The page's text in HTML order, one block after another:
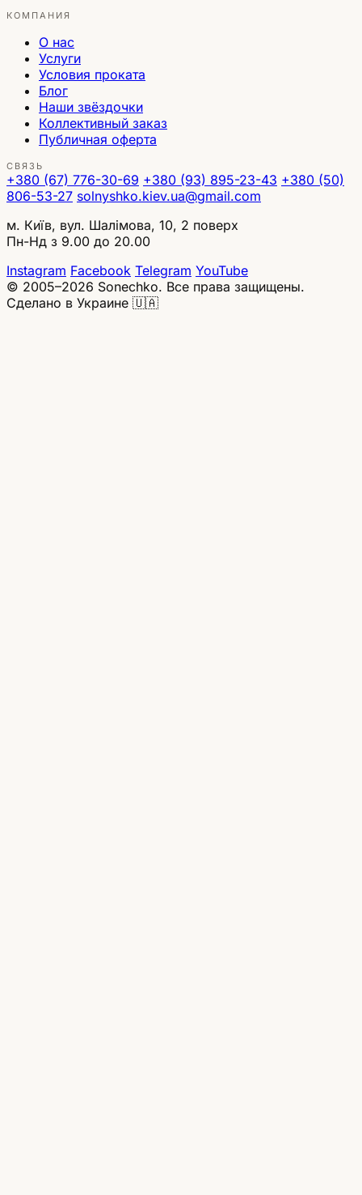
КОМПАНИЯ
О нас
Услуги
Условия проката
Блог
Наши звёздочки
Коллективный заказ
Публичная оферта
СВЯЗЬ
+380 (67) 776-30-69 +380 (93) 895-23-43 +380 (50)
806-53-27 solnyshko.kiev.ua@gmail.com
м. Київ, вул. Шалімова, 10, 2 поверх
Пн-Нд з 9.00 до 20.00
Instagram Facebook Telegram YouTube
© 2005–2026 Sonechko. Все права защищены.
Сделано в Украине 🇺🇦